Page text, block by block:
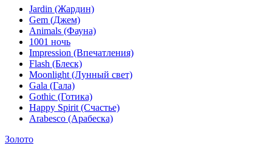
Jardin (Жардин)
Gem (Джем)
Animals (Фауна)
1001 ночь
Impression (Впечатления)
Flash (Блеск)
Moonlight (Лунный свет)
Gala (Гала)
Gothic (Готика)
Happy Spirit (Счастье)
Arabesco (Арабеска)
Золото